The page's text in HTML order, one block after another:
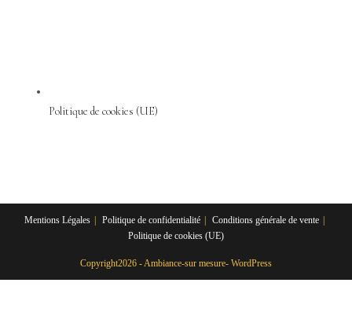
Politique de cookies (UE)
Mentions Légales Politique de confidentialité
Conditions générale de vente
Politique de cookies (UE)
Copyright2026 - Ambiance-sur mesure- WordPress